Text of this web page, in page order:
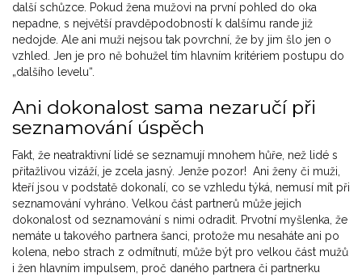
další schůzce. Pokud žena mužovi na první pohled do oka
nepadne, s největší pravděpodobností k dalšímu rande již
nedojde. Ale ani muži nejsou tak povrchní, že by jim šlo jen o
vzhled. Jen je pro ně bohužel tím hlavním kritériem postupu do
„dalšího levelu“.
Ani dokonalost sama nezaručí při
seznamování úspěch
Fakt, že neatraktivní lidé se seznamují mnohem hůře, než lidé s
přitažlivou vizáží, je zcela jasný. Jenže pozor! Ani ženy či muži,
kteří jsou v podstatě dokonalí, co se vzhledu týká, nemusí mít při
seznamování vyhráno. Velkou část partnerů může jejich
dokonalost od seznamování s nimi odradit. Prvotní myšlenka, že
nemáte u takového partnera šanci, protože mu nesaháte ani po
kolena, nebo strach z odmítnutí, může být pro velkou část mužů
i žen hlavním impulsem, proč daného partnera či partnerku